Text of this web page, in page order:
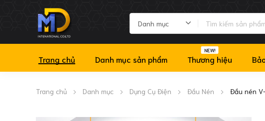
Trang chủ Danh mục sản phẩm Thương hiệu
NEW!
Trang chủ Danh mục Dụng Cụ Điện Đầu Nén Đầu nén